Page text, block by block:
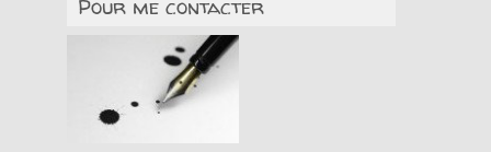
Pour me contacter